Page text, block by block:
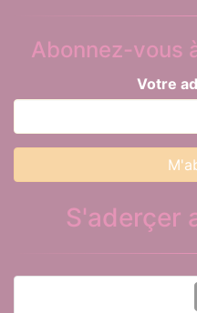
Abonnez-vous
Votre
S'aderçer